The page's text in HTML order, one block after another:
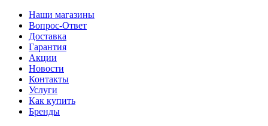
Наши магазины
Вопрос-Ответ
Доставка
Гарантия
Акции
Новости
Контакты
Услуги
Как купить
Бренды